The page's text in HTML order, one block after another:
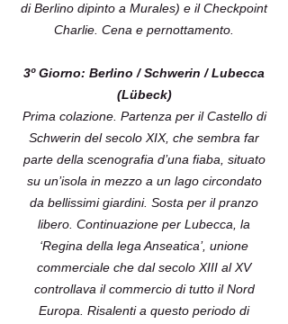
di Berlino dipinto a Murales) e il Checkpoint
Charlie. Cena e pernottamento.
3º Giorno: Berlino / Schwerin / Lubecca
(Lübeck)
Prima colazione. Partenza per il Castello di
Schwerin del secolo XIX, che sembra far
parte della scenografia d’una fiaba, situato
su un’isola in mezzo a un lago circondato
da bellissimi giardini. Sosta per il pranzo
libero. Continuazione per Lubecca, la
‘Regina della lega Anseatica’, unione
commerciale che dal secolo XIII al XV
controllava il commercio di tutto il Nord
Europa. Risalenti a questo periodo di